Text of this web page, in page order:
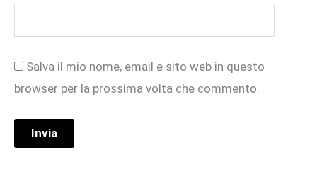
Salva il mio nome, email e sito web in questo
browser per la prossima volta che commento.